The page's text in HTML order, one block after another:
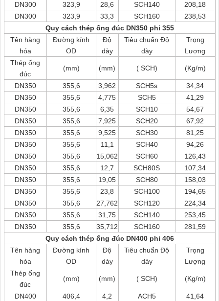
DN300
323,9 28,6 SCH140
208,18
DN300
323,9 33,3 SCH160
238,53
Quy cách thép ống đúc DN350 phi 355
Tên hàng
hóa
Đường kính
OD
Độ
dày
Tiêu chuẩn Độ
dày
Trọng
Lượng
Thép ống
đúc
(mm) (mm) ( SCH) (Kg/m)
DN350 355,6 3,962 SCH5s
34,34
DN350
355,6 4,775 SCH5
41,29
DN350
355,6 6,35 SCH10
54,67
DN350
355,6 7,925 SCH20
67,92
DN350
355,6 9,525 SCH30
81,25
DN350
355,6 11,1 SCH40
94,26
DN350
355,6 15,062 SCH60
126,43
DN350
355,6 12,7 SCH80S
107,34
DN350
355,6 19,05 SCH80
158,03
DN350
355,6 23,8 SCH100
194,65
DN350
355,6 27,762 SCH120
224,34
DN350
355,6 31,75 SCH140
253,45
DN350
355,6 35,712 SCH160
281,59
Quy cách thép ống đúc DN400 phi 406
Tên hàng
hóa
Đường kính
OD
Độ
dày
Tiêu chuẩn Độ
dày
Trọng
Lượng
Thép ống
đúc
(mm) (mm) ( SCH) (Kg/m)
DN400 406,4 4,2 ACH5
41,64